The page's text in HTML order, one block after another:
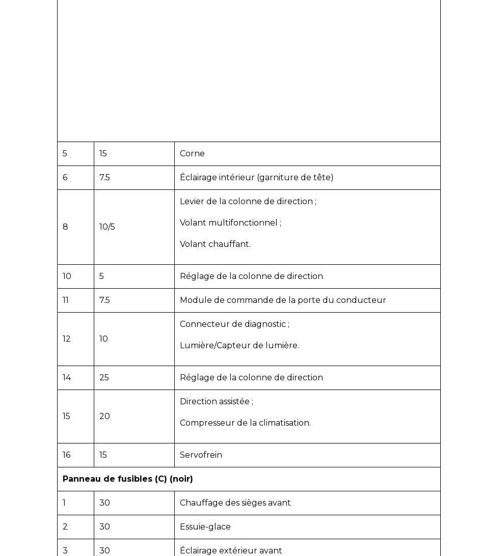
5 15 Corne
6 7.5 Éclairage intérieur (garniture de tête)
8 10/5
Levier de la colonne de direction ;
Volant multifonctionnel ;
Volant chauffant.
10 5 Réglage de la colonne de direction
11 7.5 Module de commande de la porte du conducteur
12 10
Connecteur de diagnostic ;
Lumière/Capteur de lumière.
14 25 Réglage de la colonne de direction
15 20
Direction assistée ;
Compresseur de la climatisation.
16 15 Servofrein
Panneau de fusibles (C) (noir)
1 30 Chauffage des sièges avant
2 30 Essuie-glace
3 30 Éclairage extérieur avant